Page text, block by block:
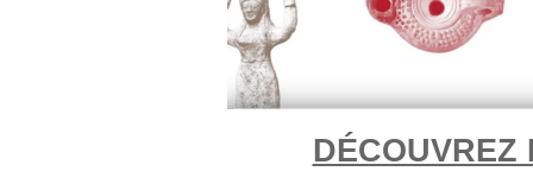
DÉCOUVREZ